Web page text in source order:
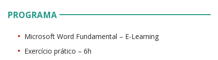
PROGRAMA
Microsoft Word Fundamental – E-Learning
Exercício prático – 6h